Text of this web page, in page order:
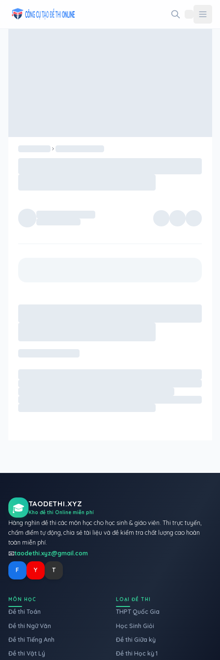
🎓 TAODETHI.XYZ
Kho đề thi Online miễn phí
Hàng nghìn đề thi các môn học cho học sinh & giáo viên. Thi trực tuyến,
chấm điểm tự động, chia sẻ tài liệu và đề kiểm tra chất lượng cao hoàn
toàn miễn phí.
📧taodethi.xyz@gmail.com
F Y T
MÔN HỌC
Đề thi Toán
Đề thi Ngữ Văn
Đề thi Tiếng Anh
Đề thi Vật Lý
LOẠI ĐỀ THI
THPT Quốc Gia
Học Sinh Giỏi
Đề thi Giữa kỳ
Đề thi Học kỳ 1